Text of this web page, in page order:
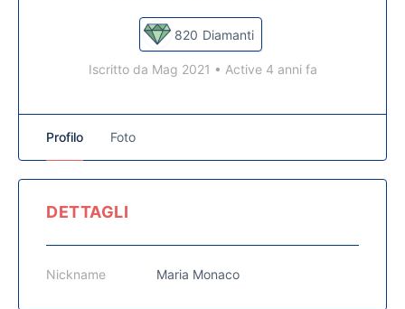
820 Diamanti
Iscritto da Mag 2021 • Active 4 anni fa
Profilo Foto
DETTAGLI
Nickname Maria Monaco